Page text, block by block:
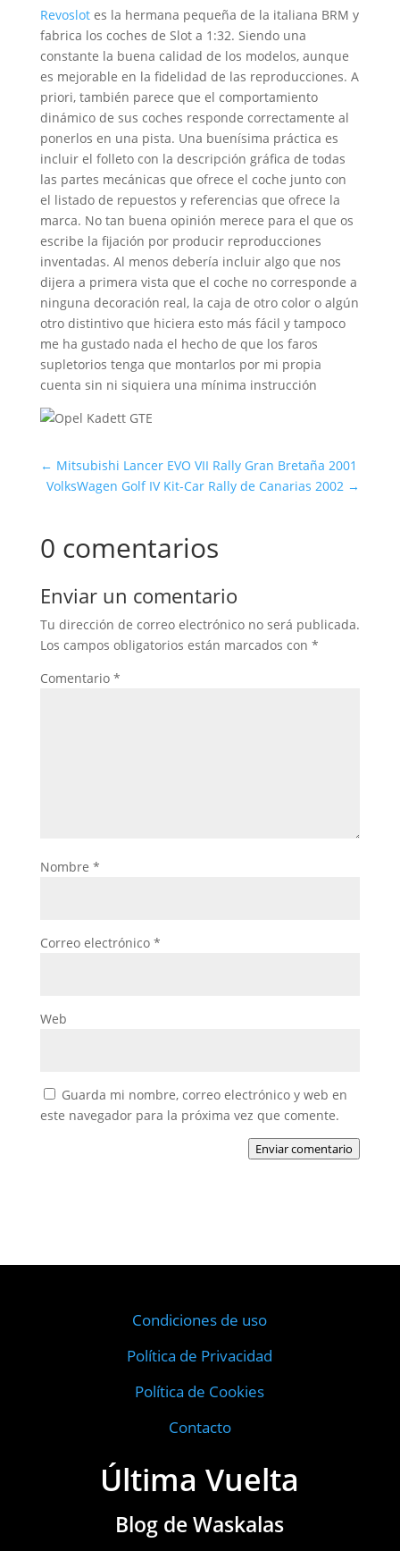
Revoslotes la hermana pequeña de la italiana BRM y
fabrica los coches de Slot a 1:32. Siendo una
constante la buena calidad de los modelos, aunque
es mejorable en la fidelidad de las reproducciones. A
priori, también parece que el comportamiento
dinámico de sus coches responde correctamente al
ponerlos en una pista. Una buenísima práctica es
incluir el folleto con la descripción gráfica de todas
las partes mecánicas que ofrece el coche junto con
el listado de repuestos y referencias que ofrece la
marca. No tan buena opinión merece para el que os
escribe la fijación por producir reproducciones
inventadas. Al menos debería incluir algo que nos
dijera a primera vista que el coche no corresponde a
ninguna decoración real, la caja de otro color o algún
otro distintivo que hiciera esto más fácil y tampoco
me ha gustado nada el hecho de que los faros
supletorios tenga que montarlos por mi propia
cuenta sin ni siquiera una mínima instrucción
← Mitsubishi Lancer EVO VII Rally Gran Bretaña 2001
VolksWagen Golf IV Kit-Car Rally de Canarias 2002 →
0 comentarios
Enviar un comentario
Tu dirección de correo electrónico no será publicada.
Los campos obligatorios están marcados con *
Comentario *
Nombre *
Correo electrónico *
Web
Guarda mi nombre, correo electrónico y web en
este navegador para la próxima vez que comente.
Enviar comentario
Condiciones de uso
Política de Privacidad
Política de Cookies
Contacto
Última Vuelta
Blog de Waskalas